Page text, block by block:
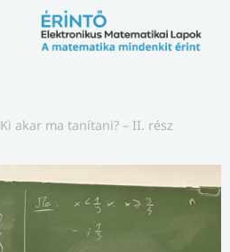
Ki akar ma tanítani? – II. rész